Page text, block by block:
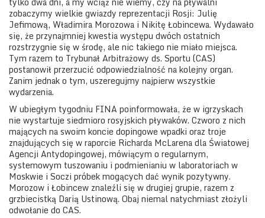
zobaczymy wielkie gwiazdy reprezentacji Rosji: Julię
Jefimową, Władimira Morozowa i Nikitę Łobincewa. Wydawało
się, że przynajmniej kwestia występu dwóch ostatnich
rozstrzygnie się w środę, ale nic takiego nie miało miejsca.
Tym razem to Trybunał Arbitrażowy ds. Sportu (CAS)
postanowił przerzucić odpowiedzialność na kolejny organ.
Zanim jednak o tym, uszeregujmy najpierw wszystkie
wydarzenia.
W ubiegłym tygodniu FINA poinformowała, że w igrzyskach
nie wystartuje siedmioro rosyjskich pływaków. Czworo z nich
mających na swoim koncie dopingowe wpadki oraz troje
znajdujących się w raporcie Richarda McLarena dla Światowej
Agencji Antydopingowej, mówiącym o regularnym,
systemowym tuszowaniu i podmienianiu w laboratoriach w
Moskwie i Soczi próbek mogących dać wynik pozytywny.
Morozow i Łobincew znaleźli się w drugiej grupie, razem z
grzbiecistką Darią Ustinową. Obaj niemal natychmiast złożyli
odwołanie do CAS.